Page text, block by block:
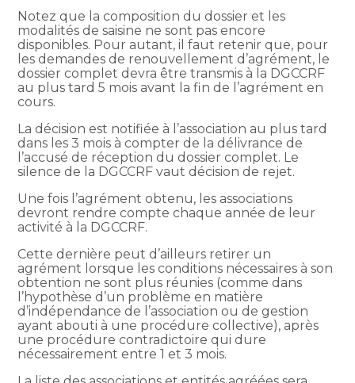
Notez que la composition du dossier et les
modalités de saisine ne sont pas encore
disponibles. Pour autant, il faut retenir que, pour
les demandes de renouvellement d’agrément, le
dossier complet devra être transmis à la DGCCRF
au plus tard 5 mois avant la fin de l’agrément en
cours.
La décision est notifiée à l’association au plus tard
dans les 3 mois à compter de la délivrance de
l’accusé de réception du dossier complet. Le
silence de la DGCCRF vaut décision de rejet.
Une fois l’agrément obtenu, les associations
devront rendre compte chaque année de leur
activité à la DGCCRF.
Cette dernière peut d’ailleurs retirer un
agrément lorsque les conditions nécessaires à son
obtention ne sont plus réunies (comme dans
l’hypothèse d’un problème en matière
d’indépendance de l’association ou de gestion
ayant abouti à une procédure collective), après
une procédure contradictoire qui dure
nécessairement entre 1 et 3 mois.